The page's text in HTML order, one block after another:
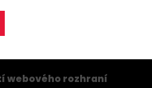
webového rozhraní